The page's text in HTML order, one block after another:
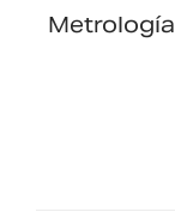
Metrología